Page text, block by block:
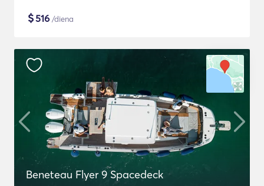
$516 /diena
Beneteau Flyer 9 Spacedeck